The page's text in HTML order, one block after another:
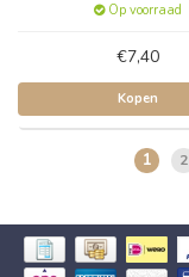
Op voorraad
€7,40
Kopen
1 2